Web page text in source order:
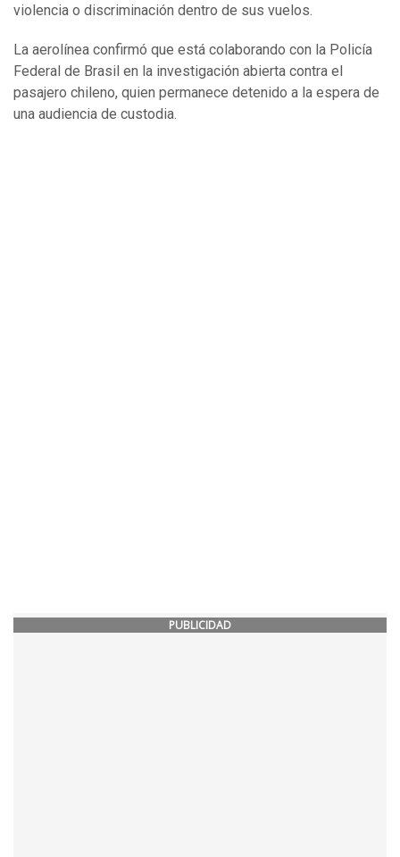
violencia o discriminación dentro de sus vuelos.
La aerolínea confirmó que está colaborando con la Policía
Federal de Brasil en la investigación abierta contra el
pasajero chileno, quien permanece detenido a la espera de
una audiencia de custodia.
PUBLICIDAD